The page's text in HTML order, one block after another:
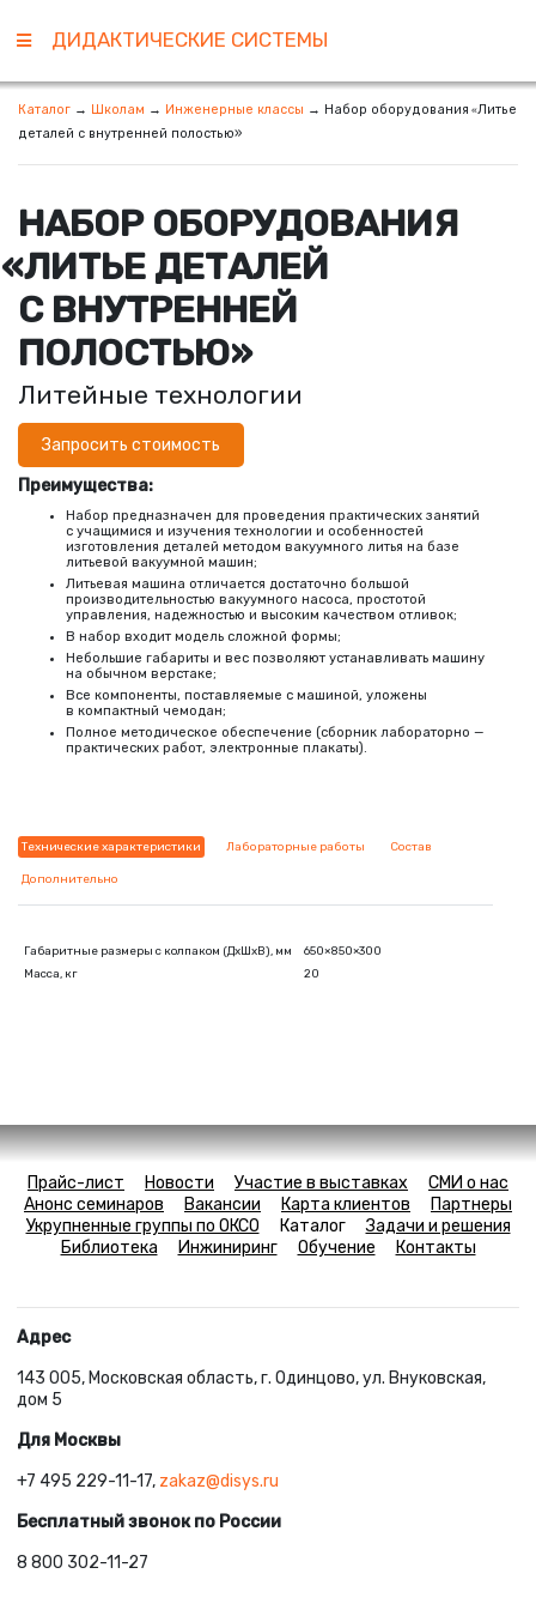
ДИДАКТИЧЕСКИЕ СИСТЕМЫ
Каталог → Школам → Инженерные классы → Набор оборудования «Литье
деталей с внутренней полостью»
НАБОР ОБОРУДОВАНИЯ
«ЛИТЬЕ ДЕТАЛЕЙ
С ВНУТРЕННЕЙ
ПОЛОСТЬЮ»
Литейные технологии
Запросить стоимость
Преимущества:
Набор предназначен для проведения практических занятий
с учащимися и изучения технологии и особенностей
изготовления деталей методом вакуумного литья на базе
литьевой вакуумной машин;
Литьевая машина отличается достаточно большой
производительностью вакуумного насоса, простотой
управления, надежностью и высоким качеством отливок;
В набор входит модель сложной формы;
Небольшие габариты и вес позволяют устанавливать машину
на обычном верстаке;
Все компоненты, поставляемые с машиной, уложены
в компактный чемодан;
Полное методическое обеспечение (сборник лабораторно —
практических работ, электронные плакаты).
Технические характеристики Лабораторные работы Состав
Дополнительно
Габаритные размеры с колпаком (ДхШхВ), мм
650×850×300
Масса, кг
20
Прайс-лист Новости Участие в выставках
СМИ о нас
Анонс семинаров
Вакансии Карта клиентов
Партнеры
Укрупненные группы по ОКСО
Каталог
Задачи и решения
Библиотека
Инжиниринг Обучение Контакты
Адрес
143 005, Московская область, г. Одинцово, ул. Внуковская,
дом 5
Для Москвы
+7 495 229-11-17, zakaz@disys.ru
Бесплатный звонок по России
8 800 302-11-27